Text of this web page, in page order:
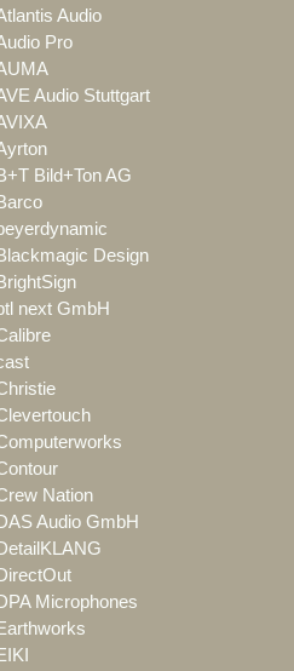
Audio
Pro
Audio Stuttgart
Bild+Ton AG
Design
next GmbH
Nation
Audio GmbH
Microphones